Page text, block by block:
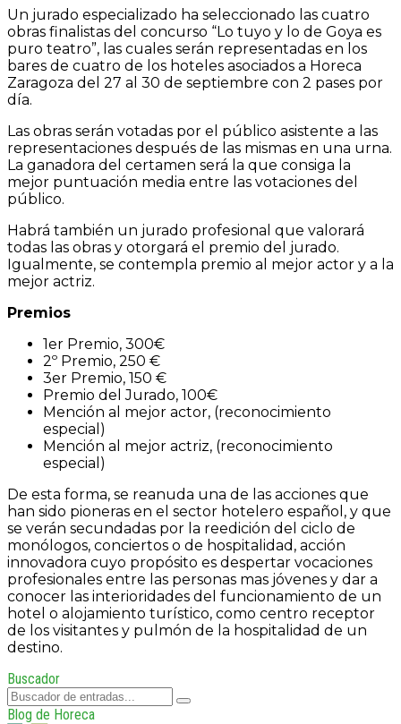
Un jurado especializado ha seleccionado las cuatro
obras finalistas del concurso “Lo tuyo y lo de Goya es
puro teatro”, las cuales serán representadas en los
bares de cuatro de los hoteles asociados a Horeca
Zaragoza del 27 al 30 de septiembre con 2 pases por
día.
Las obras serán votadas por el público asistente a las
representaciones después de las mismas en una urna.
La ganadora del certamen será la que consiga la
mejor puntuación media entre las votaciones del
público.
Habrá también un jurado profesional que valorará
todas las obras y otorgará el premio del jurado.
Igualmente, se contempla premio al mejor actor y a la
mejor actriz.
Premios
1er Premio, 300€
2º Premio, 250 €
3er Premio, 150 €
Premio del Jurado, 100€
Mención al mejor actor, (reconocimiento
especial)
Mención al mejor actriz, (reconocimiento
especial)
De esta forma, se reanuda una de las acciones que
han sido pioneras en el sector hotelero español, y que
se verán secundadas por la reedición del ciclo de
monólogos, conciertos o de hospitalidad, acción
innovadora cuyo propósito es despertar vocaciones
profesionales entre las personas mas jóvenes y dar a
conocer las interioridades del funcionamiento de un
hotel o alojamiento turístico, como centro receptor
de los visitantes y pulmón de la hospitalidad de un
destino.
Buscador
Blog de Horeca